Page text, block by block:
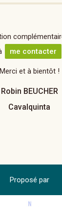
me contacter
Merci et à bientôt !
Robin BEUCHER
Cavalquinta
Proposé par